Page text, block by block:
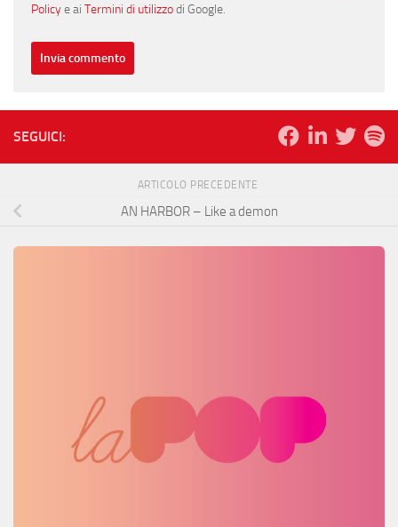
Policye ai Termini di utilizzodi Google.
SEGUICI:
ARTICOLO PRECEDENTE
AN HARBOR – Like a demon